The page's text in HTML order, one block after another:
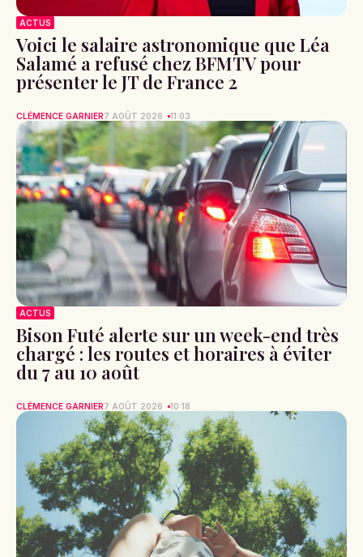
ACTUS
Voici le salaire astronomique que Léa
Salamé a refusé chez BFMTV pour
présenter le JT de France 2
CLÉMENCE GARNIER7 AOÛT 2026 11:03
ACTUS
Bison Futé alerte sur un week-end très
chargé : les routes et horaires à éviter
du 7 au 10 août
CLÉMENCE GARNIER7 AOÛT 2026 10:18